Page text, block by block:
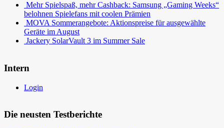
Mehr Spielspaß, mehr Cashback: Samsung „Gaming Weeks“
belohnen Spielefans mit coolen Prämien
MOVA Sommerangebote: Aktionspreise für ausgewählte
Geräte im August
Jackery SolarVault 3 im Summer Sale
Intern
Login
Die neusten Testberichte